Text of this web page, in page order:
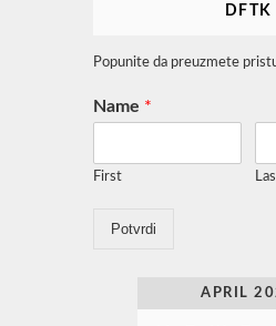
DFTK
Popunite da preuzmete
Name *
First
Potvrdi
APRIL